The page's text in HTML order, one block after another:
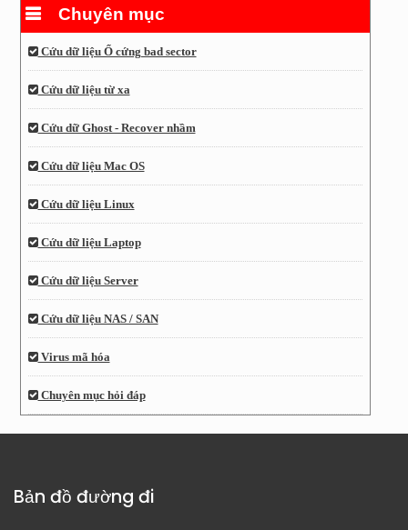
Chuyên mục
Cứu dữ liệu Ổ cứng bad sector
Cứu dữ liệu từ xa
Cứu dữ Ghost - Recover nhầm
Cứu dữ liệu Mac OS
Cứu dữ liệu Linux
Cứu dữ liệu Laptop
Cứu dữ liệu Server
Cứu dữ liệu NAS / SAN
Virus mã hóa
Chuyên mục hỏi đáp
Bản đồ đường đi